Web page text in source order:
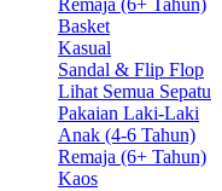
Basket
Kasual
Sandal & Flip Flop
Lihat Semua Sepatu
Pakaian Laki-Laki
Anak (4-6 Tahun)
Remaja (6+ Tahun)
Kaos